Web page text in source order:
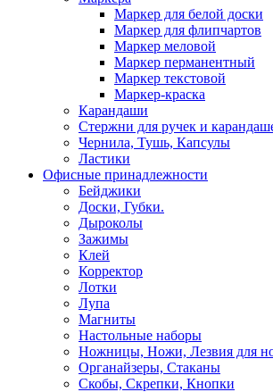
Маркер для белой доски
Маркер для флипчартов
Маркер меловой
Маркер перманентный
Маркер текстовой
Маркер-краска
Карандаши
Стержни для ручек и
Чернила, Тушь, Капсулы
Ластики
Офисные принадлежности
Бейджики
Доски, Губки.
Дыроколы
Зажимы
Клей
Корректор
Лотки
Лупа
Магниты
Настольные наборы
Ножницы, Ножи, Лезвия для
Органайзеры, Стаканы
Скобы, Скрепки, Кнопки